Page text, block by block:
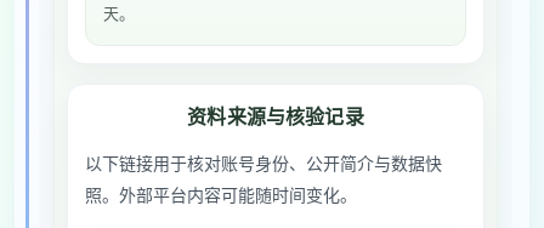
天。
资料来源与核验记录
以下链接用于核对账号身份、公开简介与数据快
照。外部平台内容可能随时间变化。